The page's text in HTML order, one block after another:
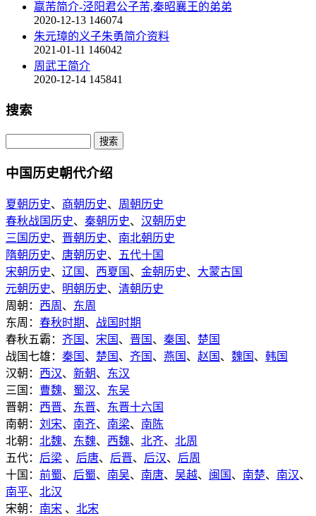
嬴芾简介-泾阳君公子芾,秦昭襄王的弟弟
2020-12-13 146074
朱元璋的义子朱勇简介资料
2021-01-11 146042
周武王简介
2020-12-14 145841
搜索
中国历史朝代介绍
夏朝历史、 商朝历史、 周朝历史
春秋战国历史、 秦朝历史、 汉朝历史
三国历史、 晋朝历史、 南北朝历史
隋朝历史、 唐朝历史、
五代十国
宋朝历史、 辽国 、 西夏国 、 金朝历史、 大蒙古国
元朝历史、 明朝历史、 清朝历史
周朝： 西周 、 东周
东周： 春秋时期、 战国时期
春秋五霸： 齐国 、 宋国 、 晋国 、 秦国 、 楚国
战国七雄： 秦国 、 楚国 、 齐国 、 燕国 、 赵国 、 魏国 、 韩国
汉朝： 西汉、 新朝、 东汉
三国： 曹魏、 蜀汉、 东吴
晋朝： 西晋、 东晋、 东晋十六国
南朝： 刘宋、 南齐、 南梁、 南陈
北朝： 北魏、 东魏、 西魏、 北齐、 北周
五代： 后梁 、 后唐、 后晋、 后汉、 后周
十国： 前蜀、 后蜀、 南吴、 南唐、 吴越、 闽国 、 南楚、 南汉、
南平、 北汉
宋朝： 南宋 、 北宋